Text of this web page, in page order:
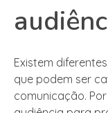
Existem
que podem ser
comunicação.